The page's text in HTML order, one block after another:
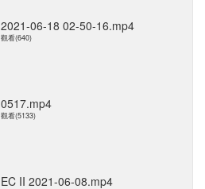
2021-06-18 02-50-16.mp4
觀看(640)
0517.mp4
觀看(5133)
EC II 2021-06-08.mp4